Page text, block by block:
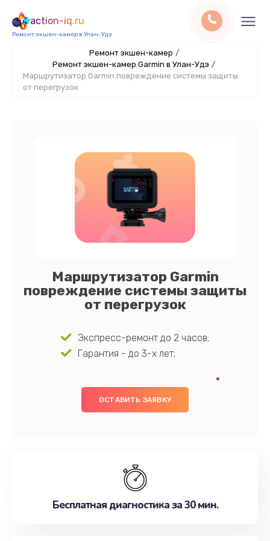
action-iq.ru
Ремонт экшен-камер в Улан-Удэ
Ремонт экшен-камер /
Ремонт экшен-камер Garmin в Улан-Удэ /
Маршрутизатор Garmin повреждение системы защиты
от перегрузок
Маршрутизатор Garmin
повреждение системы защиты
от перегрузок
Экспресс-ремонт до 2 часов;
Гарантия - до 3-х лет;
ОСТАВИТЬ ЗАЯВКУ
Бесплатная диагностика за 30 мин.